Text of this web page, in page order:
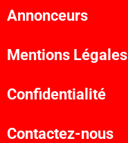
Annonceurs
Mentions Légales
Confidentialité
Contactez-nous